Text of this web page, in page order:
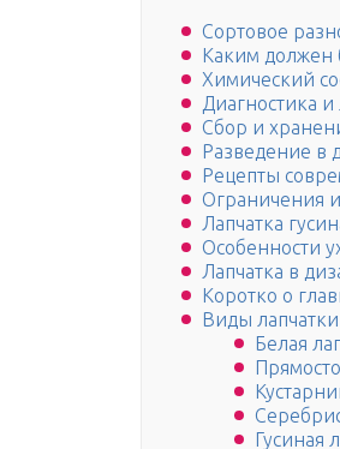
Сортовое
Каким должен
Химический
Диагностика
Сбор и
Разведение в
Рецепты
Ограничения
Лапчатка
Особенности
Лапчатка в
Коротко о
Виды лапчатки
Белая
Гусиная